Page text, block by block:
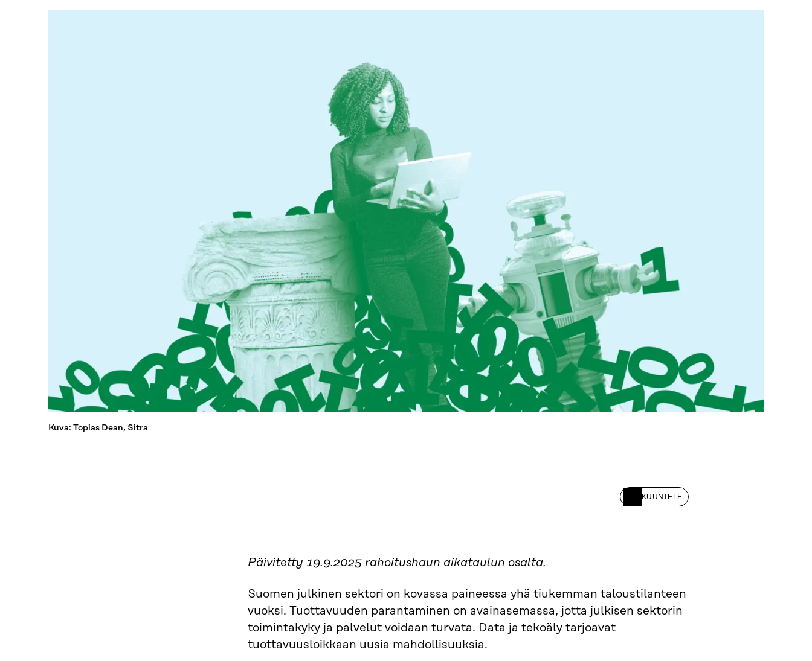
Kuva: Topias Dean, Sitra
KUUNTELE
Päivitetty 19.9.2025 rahoitushaun aikataulun osalta.
Suomen julkinen sektori on kovassa paineessa yhä tiukemman taloustilanteen
vuoksi. Tuottavuuden parantaminen on avainasemassa, jotta julkisen sektorin
toimintakyky ja palvelut voidaan turvata. Data ja tekoäly tarjoavat
tuottavuusloikkaan uusia mahdollisuuksia.